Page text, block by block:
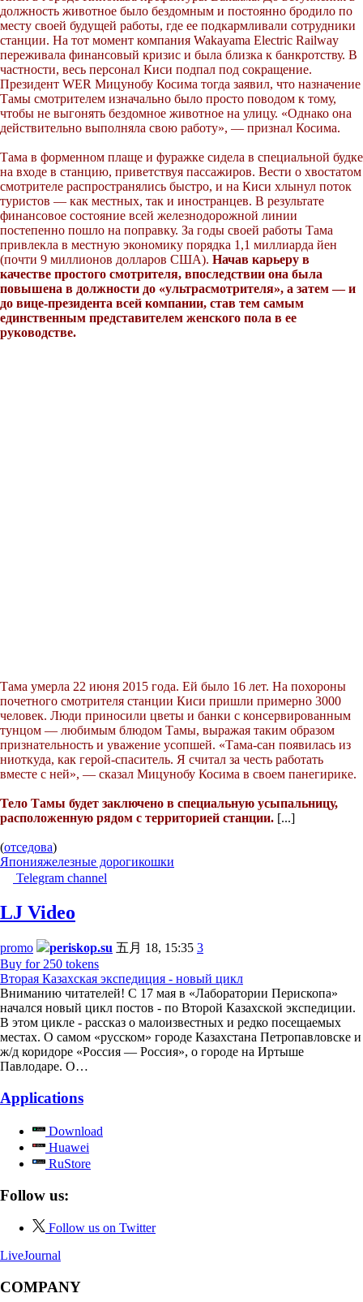
должность животное было бездомным и постоянно бродило по
месту своей будущей работы, где ее подкармливали сотрудники
станции. На тот момент компания Wakayama Electric Railway
переживала финансовый кризис и была близка к банкротству. В
частности, весь персонал Киси подпал под сокращение.
Президент WER Мицунобу Косима тогда заявил, что назначение
Тамы смотрителем изначально было просто поводом к тому,
чтобы не выгонять бездомное животное на улицу. «Однако она
действительно выполняла свою работу», — признал Косима.
Тама в форменном плаще и фуражке сидела в специальной будке
на входе в станцию, приветствуя пассажиров. Вести о хвостатом
смотрителе распространялись быстро, и на Киси хлынул поток
туристов — как местных, так и иностранцев. В результате
финансовое состояние всей железнодорожной линии
постепенно пошло на поправку. За годы своей работы Тама
привлекла в местную экономику порядка 1,1 миллиарда йен
(почти 9 миллионов долларов США). Начав карьеру в
качестве простого смотрителя, впоследствии она была
повышена в должности до «ультрасмотрителя», а затем — и
до вице-президента всей компании, став тем самым
единственным представителем женского пола в ее
руководстве.
Тама умерла 22 июня 2015 года. Ей было 16 лет. На похороны
почетного смотрителя станции Киси пришли примерно 3000
человек. Люди приносили цветы и банки с консервированным
тунцом — любимым блюдом Тамы, выражая таким образом
признательность и уважение усопшей. «Тама-сан появилась из
ниоткуда, как герой-спаситель. Я считал за честь работать
вместе с ней», — сказал Мицунобу Косима в своем панегирике.
Тело Тамы будет заключено в специальную усыпальницу,
расположенную рядом с территорией станции. [...]
(отседова)
Японияжелезные дорогикошки
Telegram channel
LJ Video
promo periskop.su 五月 18, 15:35 3
Buy for 250 tokens
Вторая Казахская экспедиция - новый цикл
Вниманию читателей! С 17 мая в «Лаборатории Перископа»
начался новый цикл постов - по Второй Казахской экспедиции.
В этом цикле - рассказ о малоизвестных и редко посещаемых
местах. О самом «русском» городе Казахстана Петропавловске и
ж/д коридоре «Россия — Россия», о городе на Иртыше
Павлодаре. О…
Applications
Download
Huawei
RuStore
Follow us:
Follow us on Twitter
LiveJournal
COMPANY